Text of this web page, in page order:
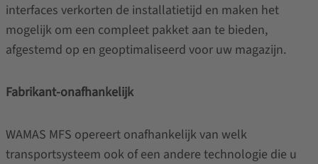
interfaces verkorten de installatietijd en maken het
mogelijk om een compleet pakket aan te bieden,
afgestemd op en geoptimaliseerd voor uw magazijn.
Fabrikant-onafhankelijk
WAMAS MFS opereert onafhankelijk van welk
transportsysteem ook of een andere technologie die u